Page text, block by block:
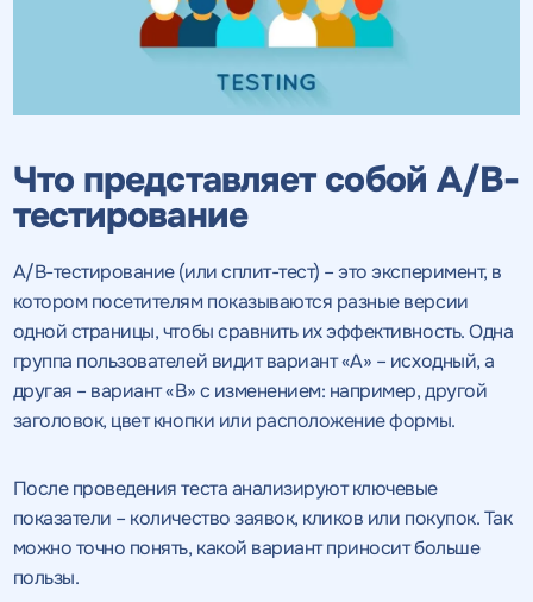
Что представляет собой A/B-
тестирование
A/B-тестирование (или сплит-тест) – это эксперимент, в
котором посетителям показываются разные версии
одной страницы, чтобы сравнить их эффективность. Одна
группа пользователей видит вариант «А» – исходный, а
другая – вариант «B» с изменением: например, другой
заголовок, цвет кнопки или расположение формы.
После проведения теста анализируют ключевые
показатели – количество заявок, кликов или покупок. Так
можно точно понять, какой вариант приносит больше
пользы.